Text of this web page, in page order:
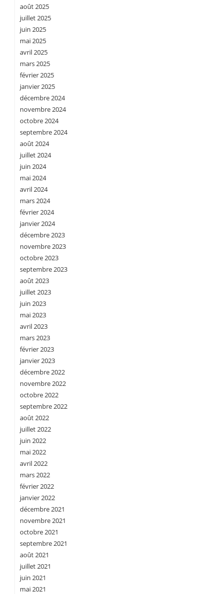
août 2025
juillet 2025
juin 2025
mai 2025
avril 2025
mars 2025
février 2025
janvier 2025
décembre 2024
novembre 2024
octobre 2024
septembre 2024
août 2024
juillet 2024
juin 2024
mai 2024
avril 2024
mars 2024
février 2024
janvier 2024
décembre 2023
novembre 2023
octobre 2023
septembre 2023
août 2023
juillet 2023
juin 2023
mai 2023
avril 2023
mars 2023
février 2023
janvier 2023
décembre 2022
novembre 2022
octobre 2022
septembre 2022
août 2022
juillet 2022
juin 2022
mai 2022
avril 2022
mars 2022
février 2022
janvier 2022
décembre 2021
novembre 2021
octobre 2021
septembre 2021
août 2021
juillet 2021
juin 2021
mai 2021